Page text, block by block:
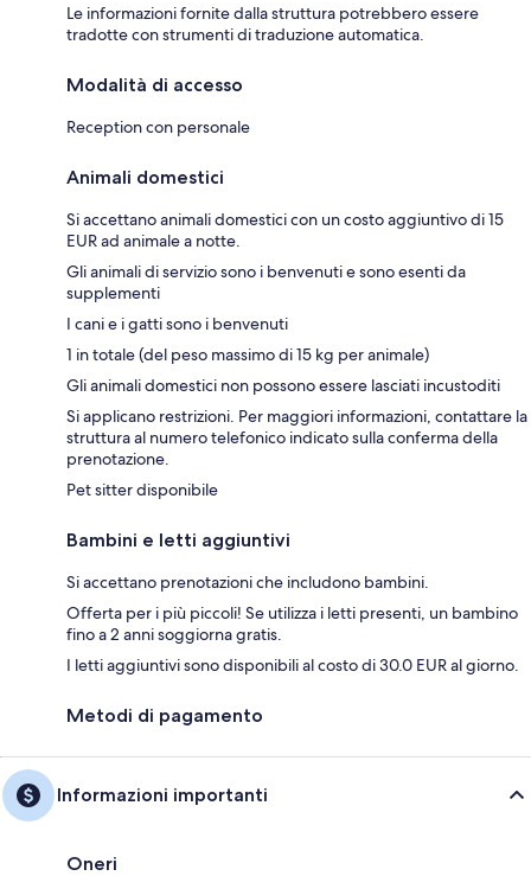
Le informazioni fornite dalla struttura potrebbero essere
tradotte con strumenti di traduzione automatica.
Modalità di accesso
Reception con personale
Animali domestici
Si accettano animali domestici con un costo aggiuntivo di 15
EUR ad animale a notte.
Gli animali di servizio sono i benvenuti e sono esenti da
supplementi
I cani e i gatti sono i benvenuti
1 in totale (del peso massimo di 15 kg per animale)
Gli animali domestici non possono essere lasciati incustoditi
Si applicano restrizioni. Per maggiori informazioni, contattare la
struttura al numero telefonico indicato sulla conferma della
prenotazione.
Pet sitter disponibile
Bambini e letti aggiuntivi
Si accettano prenotazioni che includono bambini.
Offerta per i più piccoli! Se utilizza i letti presenti, un bambino
fino a 2 anni soggiorna gratis.
I letti aggiuntivi sono disponibili al costo di 30.0 EUR al giorno.
Metodi di pagamento
Informazioni importanti
Oneri